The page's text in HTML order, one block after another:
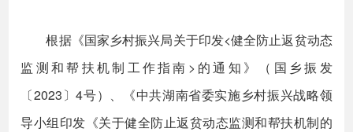
根据《国家乡村振兴局关于印发<健全防止返贫动态
监测和帮扶机制工作指南>的通知》（国乡振发
〔2023〕4号）、《中共湖南省委实施乡村振兴战略领
导小组印发《关于健全防止返贫动态监测和帮扶机制的